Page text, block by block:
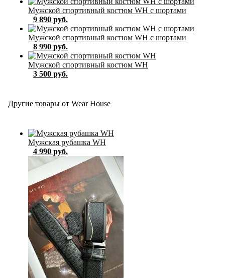
Мужской спортивный костюм WH с шортами
9 890 руб.
Мужской спортивный костюм WH с шортами
8 990 руб.
Мужской спортивный костюм WH
3 500 руб.
Другие товары от Wear House
Мужская рубашка WH
4 990 руб.